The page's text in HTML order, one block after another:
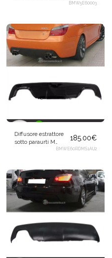
BMW5E60003
Diffusore estrattore
sotto paraurti M
185.00€
BMWE60RDMS1AU2